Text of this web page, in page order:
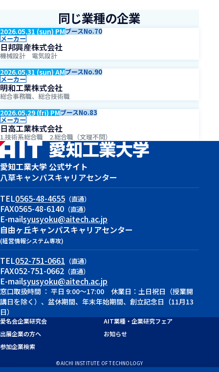
同じ業種の企業
2026.05.31 (sun) PMブースNo.70
メーカー
日邦興産株式会社
機械設計 電気設計
2026.05.31 (sun) AMブースNo.90
メーカー
明和工業株式会社
総合事務職、総合技術職
2026.05.29 (fri) PMブースNo.83
メーカー
日高工業株式会社
1.技術系総合職 2.総合職（文理不問）
愛知工業大学 公式サイト
八草キャンパスキャリアセンター
TEL0565-48-4655 （直通）
FAX0565-48-6140 （直通）
E-mailsyusyoku@aitech.ac.jp
自由ヶ丘キャンパスキャリアセンター
(経営情報システム専攻)
TEL052-751-0661 （直通）
FAX052-751-0662 （直通）
E-mailsyusyoku@aitech.ac.jp
窓口取扱時間 ： 平日 9:00～17:00 休業日：土日祝日（授業開
講日を除く）、盆休期間、年末年始期間、創立記念日（11月13
日）
愛名会企業研究会
AIT業種・企業研究フェア
出展企業の方へ
お知らせ
参加企業検索
©AICHI INSTITUTE OF TECHNOLOGY